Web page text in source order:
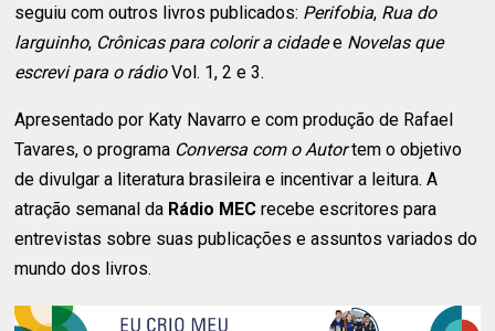
seguiu com outros livros publicados: Perifobia, Rua do
larguinho, Crônicas para colorir a cidadee Novelas que
escrevi para o rádioVol. 1, 2 e 3.
Apresentado por Katy Navarro e com produção de Rafael
Tavares, o programa Conversa com o Autortem o objetivo
de divulgar a literatura brasileira e incentivar a leitura. A
atração semanal da Rádio MEC recebe escritores para
entrevistas sobre suas publicações e assuntos variados do
mundo dos livros.